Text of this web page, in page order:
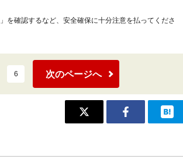
」を確認するなど、安全確保に十分注意を払ってくださ
6 次のページへ